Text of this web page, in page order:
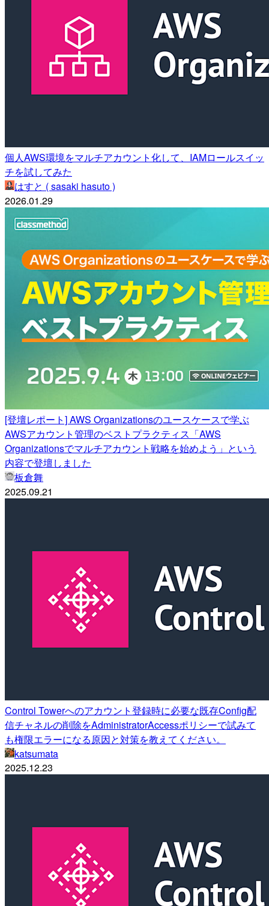
個人AWS環境をマルチアカウント化して、IAMロールスイッ
チを試してみた
はすと ( sasaki hasuto )
2026.01.29
[登壇レポート] AWS Organizationsのユースケースで学ぶ
AWSアカウント管理のベストプラクティス「AWS
Organizationsでマルチアカウント戦略を始めよう」という
内容で登壇しました
板倉舞
2025.09.21
Control Towerへのアカウント登録時に必要な既存Config配
信チャネルの削除をAdministratorAccessポリシーで試みて
も権限エラーになる原因と対策を教えてください。
katsumata
2025.12.23